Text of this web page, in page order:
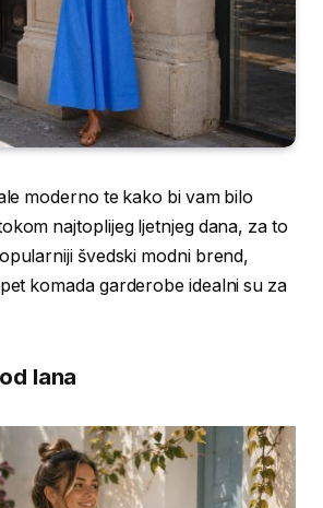
moderno te kako bi vam bilo
najtoplijeg ljetnjeg dana, za to
švedski modni brend,
komada garderobe idealni su za
lana